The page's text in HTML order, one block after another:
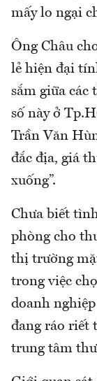
mấy lo ngại
Ông Châu
lẻ hiện đại
sắm giữa
số này ở
Trần Văn
đắc địa, giá
xuống”.
Chưa biết
phòng cho
thị trường
trong việc
doanh
đang ráo riết
trung tâm